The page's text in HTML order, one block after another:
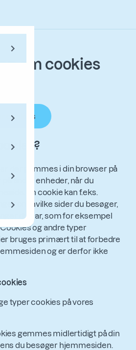
om cookies
cookies
der gemmes i din browser på
andre enheder, når du
En cookie kan f.eks.
om hvilke sider du besøger,
du har, som for eksempel
og andre typer
bruges primært til at forbedre
og er derfor ikke
typer cookies på vores
gemmes midlertidigt på din
du besøger hjemmesiden.